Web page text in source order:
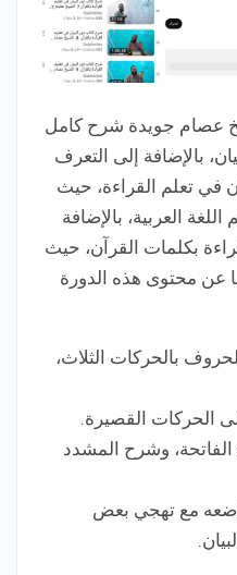
عصام جويدة شرح كامل
بالإضافة إلى التعرف
في تعلم القراءة، حيث
العربية، بالإضافة
بكلمات القرآن، حيث
عن محتوى هذه الدورة
بالحركات الثلاث،
الحركات القصيرة.
وشرح المشدد
مع تهجي بعض